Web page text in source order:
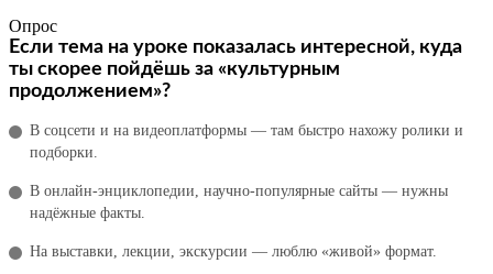
Опрос
Если тема на уроке показалась интересной, куда
ты скорее пойдёшь за «культурным
продолжением»?
В соцсети и на видеоплатформы — там быстро нахожу ролики и
подборки.
В онлайн‑энциклопедии, научно‑популярные сайты — нужны
надёжные факты.
На выставки, лекции, экскурсии — люблю «живой» формат.